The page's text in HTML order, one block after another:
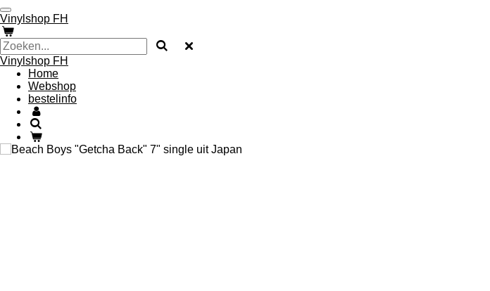
Ga
direct
naar
de
hoofdinhoud
Vinylshop FH
Vinylshop FH
Home
Webshop
bestelinfo